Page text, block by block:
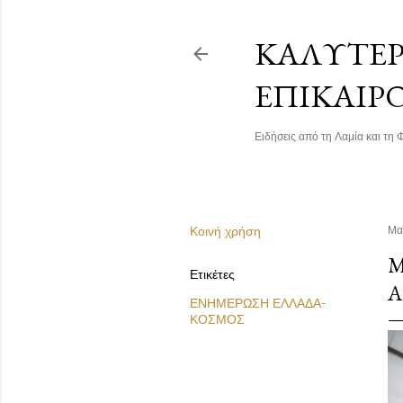
Ειδήσεις από τη Λαμία και τη
Κοινή χρήση
Ετικέτες
ΕΝΗΜΕΡΩΣΗ ΕΛΛΑΔΑ-
ΚΟΣΜΟΣ